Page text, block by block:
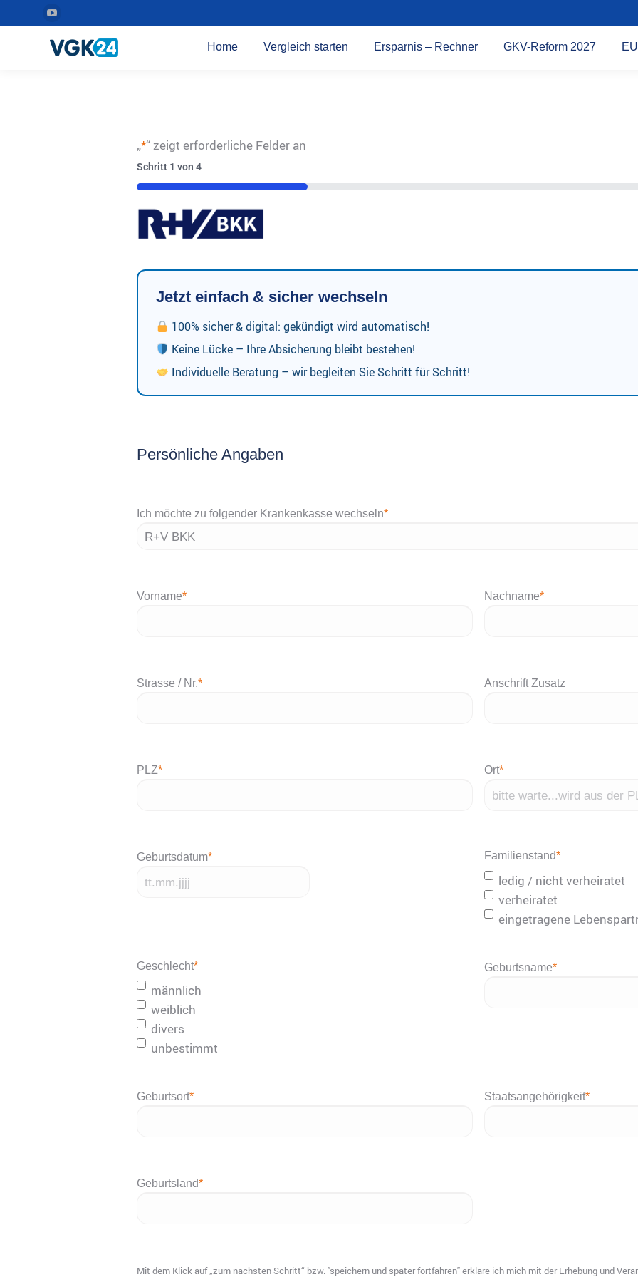
YouTube
Seite
wird
Home Vergleich starten Ersparnis – Rechner GKV-Reform 2027
„*“ zeigt erforderliche Felder an
Schritt 1 von 4
25%
Jetzt einfach & sicher wechseln
100% sicher & digital: gekündigt wird automatisch!
Keine Lücke – Ihre Absicherung bleibt bestehen!
Individuelle Beratung – wir begleiten Sie Schritt für Schritt!
Persönliche Angaben
Ich möchte zu folgender Krankenkasse wechseln*
Vorname* Nachname*
Strasse / Nr.* Anschrift Zusatz
PLZ* Ort*
Geburtsdatum*
JJJJ
Familienstand*
ledig / nicht verheiratet
verheiratet
eingetragene
Geschlecht*
männlich
weiblich
divers
unbestimmt
Geburtsname*
Geburtsort* Staatsangehörigkeit*
Geburtsland*
Mit dem Klick auf „zum nächsten Schritt“ bzw. "speichern und später fortfahren" erkläre ich mich mit der Erhebung und